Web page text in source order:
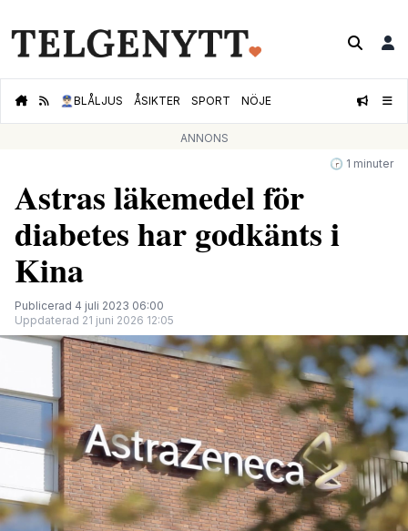
👮🏻‍♂️BLÅLJUS ÅSIKTER SPORT NÖJE
ANNONS
🕝 1 minuter
Astras läkemedel för
diabetes har godkänts i
Kina
Publicerad 4 juli 2023 06:00
Uppdaterad 21 juni 2026 12:05